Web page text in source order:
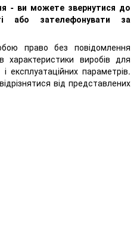
- ви можете звернутися до
або зателефонувати за
право без повідомлення
виробів для
експлуатаційних параметрів.
від представлених